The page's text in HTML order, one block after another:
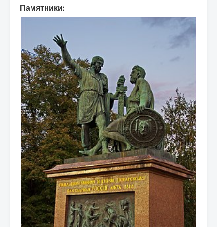
Памятники: